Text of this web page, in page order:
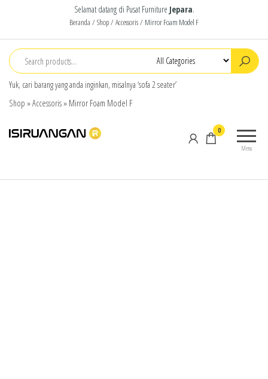
Selamat datang di Pusat Furniture Jepara.
Beranda / Shop/ Accessoris/ Mirror Foam Model F
Yuk, cari barang yang anda inginkan, misalnya ‘sofa 2 seater’
Shop »Accessoris» Mirror Foam Model F
products
Menu
0